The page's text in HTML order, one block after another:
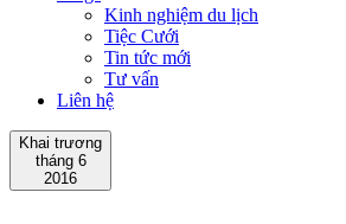
Kinh nghiệm du lịch
Tiệc Cưới
Tin tức mới
Tư vấn
Liên hệ
Khai trương
tháng 6
2016